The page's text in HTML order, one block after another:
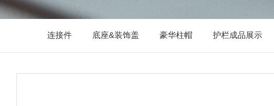
连接件 底座&装饰盖 豪华柱帽 护栏成品展示